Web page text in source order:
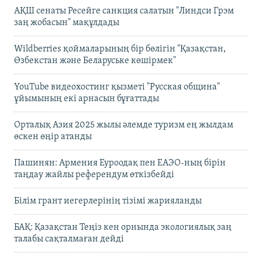
АҚШ сенаты Ресейге санкция салатын "Линдси Грэм
заң жобасын" мақұлдады
Wildberries қоймаларының бір бөлігін "Қазақстан,
Өзбекстан және Беларуське көшірмек"
YouTube видеохостинг қызметі "Русская община"
ұйымының екі арнасын бұғаттады
Орталық Азия 2025 жылы әлемде туризм ең жылдам
өскен өңір атанды
Пашинян: Армения Еуроодақ пен ЕАЭО-ның бірін
таңдау жайлы референдум өткізбейді
Білім грант иегерлерінің тізімі жарияланды
БАҚ: Қазақстан Теңіз кен орнында экологиялық заң
талабы сақталмаған дейді